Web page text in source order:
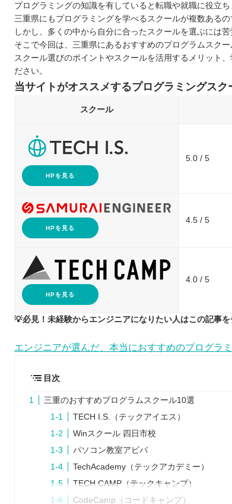
プログラミングの知識を有していると転職や就職に役立ち
三重県にもプログラミングを学べるスクールが複数ある
しかし、多くの中から自分に合ったスクールを選ぶには苦
そこで今回は、三重県にあるおすすめのプログラムスクー
スクール選びのポイントやスクールを活用するメリット
ださい。
当サイトがオススメするプログラミングスク
スクール
HPを見る
5.0 / 5
HPを見る
4.5 / 5
HPを見る
4.0 / 5
💡必見！未経験からエンジニアになりたい人はこの記事を
エンジニアが選んだ、本当におすすめのプログラ
目次
三重のおすすめプログラムスクール10選
TECH I.S.（テックアイエス）
Winスクール 四日市校
パソコン教室アビバ
TechAcademy（テックアカデミー）
TECH CAMP（テックキャンプ）
CodeCamp（コードキャンプ）